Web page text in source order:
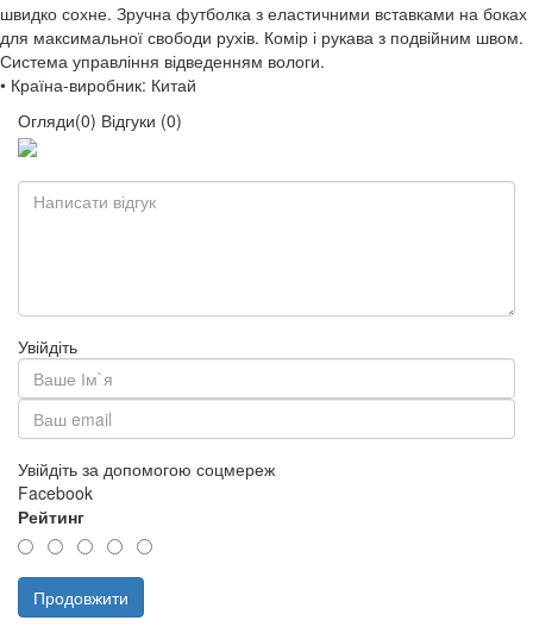
швидко сохне. Зручна футболка з еластичними вставками на боках
для максимальної свободи рухів. Комір і рукава з подвійним швом.
Система управління відведенням вологи.
• Країна-виробник: Китай
Огляди(0) Відгуки (0)
Увійдіть
Увійдіть за допомогою соцмереж
Facebook
Рейтинг
Продовжити